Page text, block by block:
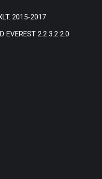
2015-2017
2.2 3.2 2.0